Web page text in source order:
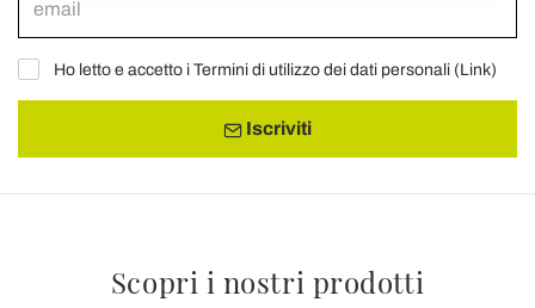
Ho letto e accetto i Termini di utilizzo dei dati personali (Link)
Iscriviti
Scopri i nostri prodotti